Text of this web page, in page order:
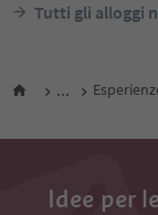
Tutti gli alloggi
...
Idee per